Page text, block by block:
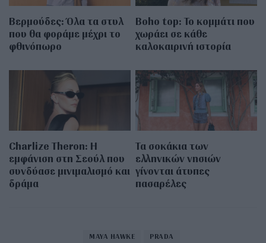
Βερμούδες: Όλα τα στυλ
που θα φοράμε μέχρι το
φθινόπωρο
Boho top: Το κομμάτι που
χωράει σε κάθε
καλοκαιρινή ιστορία
Charlize Theron: Η
εμφάνιση στη Σεούλ που
συνδύασε μινιμαλισμό και
δράμα
Τα σοκάκια των
ελληνικών νησιών
γίνονται άτυπες
πασαρέλες
MAYA HAWKE PRADA